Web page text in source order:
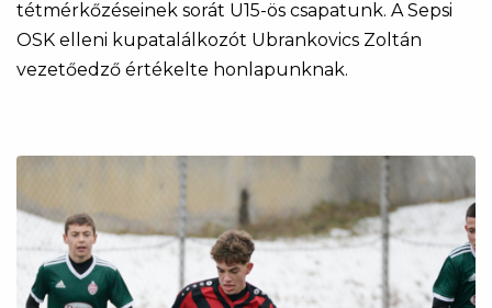
tétmérkőzéseinek sorát U15-ös csapatunk. A Sepsi
OSK elleni kupatalálkozót Ubrankovics Zoltán
vezetőedző értékelte honlapunknak.